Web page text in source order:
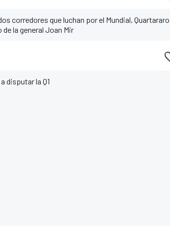
corredores que luchan por el Mundial, Quartararo
la general Joan Mir
disputar la Q1